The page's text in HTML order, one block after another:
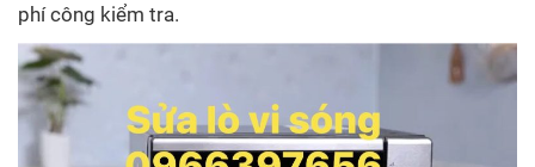
phí công kiểm tra.